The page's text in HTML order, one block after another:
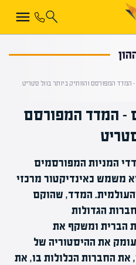
המדד המפורסם והוותיק ביותר בוול סטריט
– המדד המפורסם
המניות המפורסמים
משמש כאינדיקטור מרכזי
המדד, שהוקם
1896, עוקב אחר 30 החברות הגדולות
הברית ומשקף את
את ההיסטוריה של
החברות הכלולות בו, את